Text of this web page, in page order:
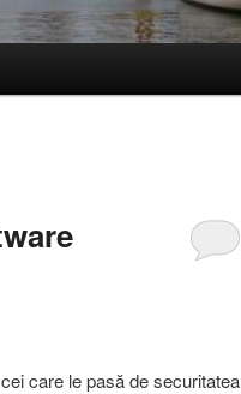
care le pasă de securitatea